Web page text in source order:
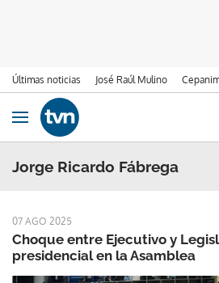
Últimas noticias José Raúl Mulino
Ir al contenido
Obrir navegació
Jorge Ricardo Fábrega
07 AGO 2025
Choque entre Ejecutivo y
presidencial en la Asamblea